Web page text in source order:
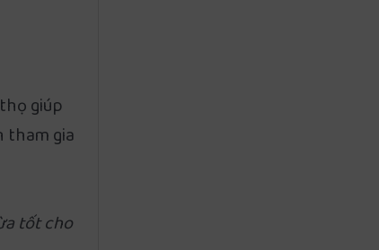
giúp
tham gia
tốt cho